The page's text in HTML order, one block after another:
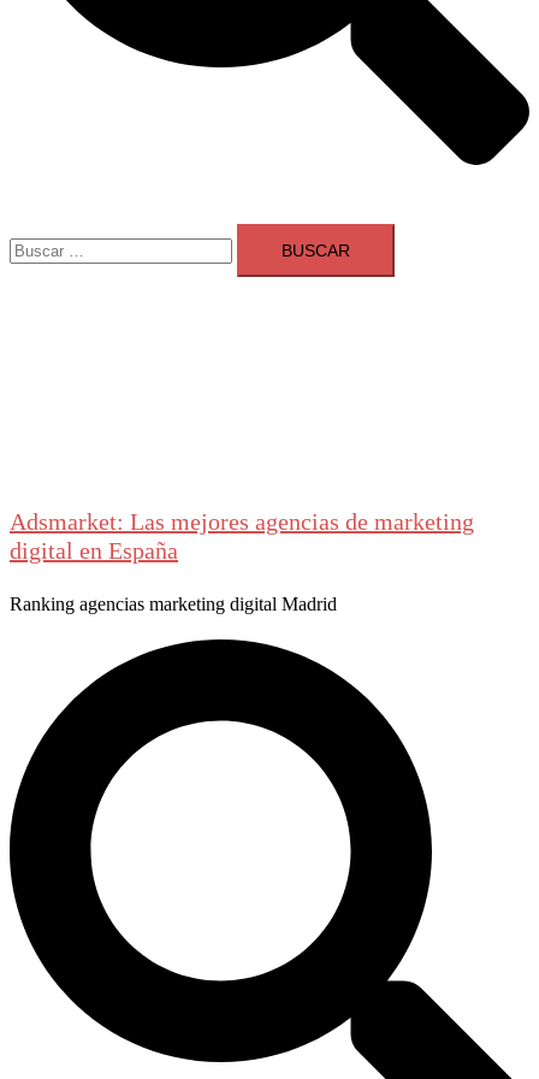
Buscar:
Adsmarket: Las mejores agencias de marketing
digital en España
Ranking agencias marketing digital Madrid